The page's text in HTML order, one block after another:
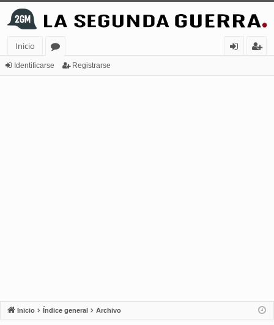
Inicio
or
Identificarse Registrarse
Inicio Índice general Archivo